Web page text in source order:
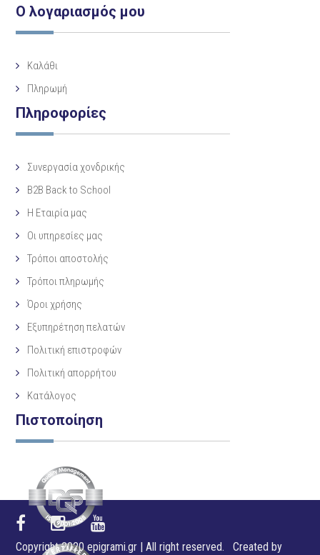
Ο λογαριασμός μου
Καλάθι
Πληρωμή
Πληροφορίες
Συνεργασία χονδρικής
B2B Back to School
Η Eταιρία μας
Οι υπηρεσίες μας
Τρόποι αποστολής
Τρόποι πληρωμής
Όροι χρήσης
Εξυπηρέτηση πελατών
Πολιτική επιστροφών
Πολιτική απορρήτου
Κατάλογος
Πιστοποίηση
Copyright 2020 epigrami.gr | All right reserved. Created by